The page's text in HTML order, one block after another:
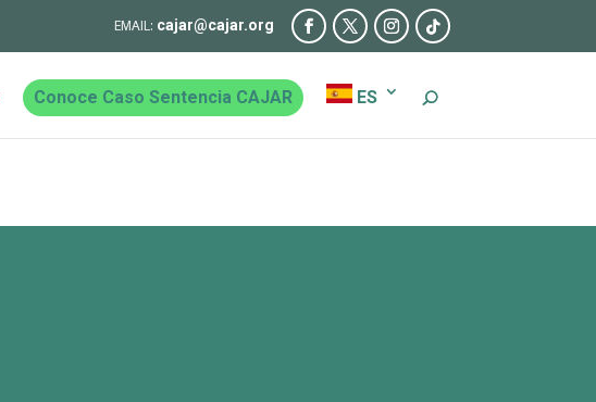
cajar@cajar.org
Conoce Caso Sentencia CAJAR ES